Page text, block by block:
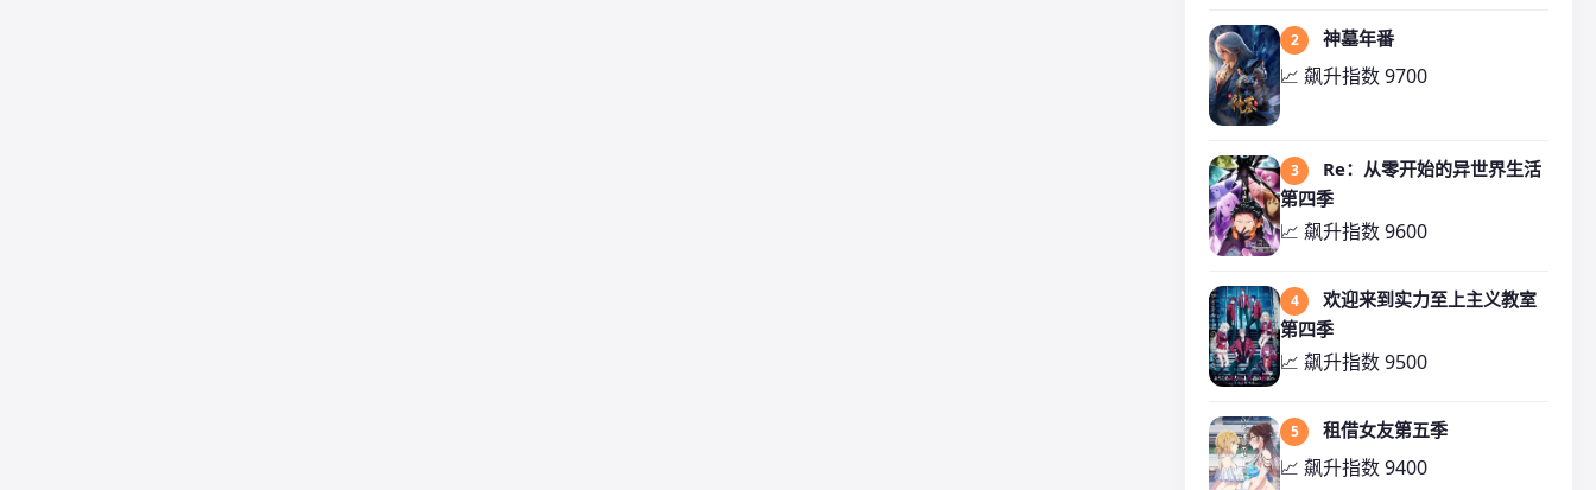
2 神墓年番
📈 飙升指数 9700
3
Re：从零开始的异世界生活
第四季
📈 飙升指数 9600
4
欢迎来到实力至上主义教室
第四季
📈 飙升指数 9500
5 租借女友第五季
📈 飙升指数 9400